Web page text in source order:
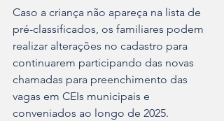
Caso a criança não apareça na lista de
pré-classificados, os familiares podem
realizar alterações no cadastro para
continuarem participando das novas
chamadas para preenchimento das
vagas em CEIs municipais e
conveniados ao longo de 2025.